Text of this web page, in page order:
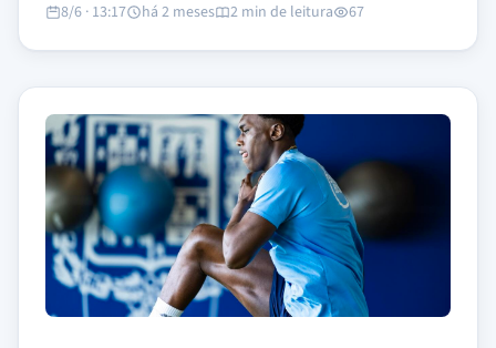
8/6 · 13:17 há 2 meses 2 min de leitura 67